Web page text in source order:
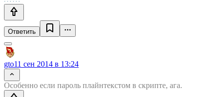
Ответить
gto11 сен 2014 в 13:24
Особенно если пароль плайнтекстом в скрипте, ага.